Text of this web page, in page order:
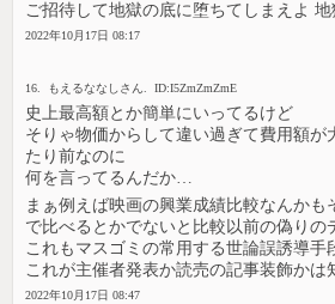
ご招待して地獄の底に堕ちてしまえよ
2022年10月17日 08:17
16. もえるななしさん. ID:I5ZmZmZmE
史上最高額とか簡単にいってるけど
そりゃ物価からして違い過ぎて費用額が
たり前なのに
何を言ってるんだか…
まぁ例えば映画の興業成績比較なんかも
で比べるとかでないと比較以前の偽りの
これもマスゴミの常用する世論誤誘導手
これが主催者発表か読売の記事装飾かは
2022年10月17日 08:47